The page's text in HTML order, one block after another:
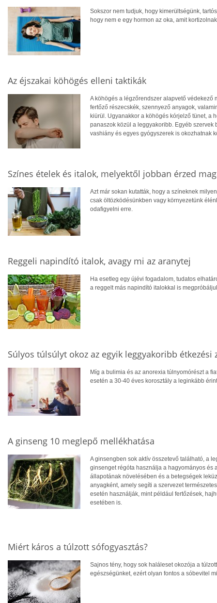
Sokszor nem tudjuk, hogy kimerültségünk,
hogy nem e egy hormon az oka, amit
Az éjszakai köhögés elleni taktikák
A köhögés a légzőrendszer alapvető védekező
fertőző részecskék, szennyező anyagok,
kiürül. Ugyanakkor a köhögés kórjelző tünet, a
panaszok közül a leggyakoribb. Egyéb
vashiány és egyes gyógyszerek is okozhatnak
Színes ételek és italok, melyektől jobban érzed
Azt már sokan kutatták, hogy a színeknek
csak öltözködésünkben vagy környezetünk
odafigyelni erre.
Reggeli napindító italok, avagy mi az aranytej
Ha esetleg egy újévi fogadalom, tudatos
a reggelt más napindító italokkal is
Súlyos túlsúlyt okoz az egyik leggyakoribb étkezési
Míg a bulimia és az anorexia túlnyomórészt a
esetén a 30-40 éves korosztály a leginkább
A ginseng 10 meglepő mellékhatása
A ginsengben sok aktív összetevő található, a
ginsenget régóta használja a hagyományos és
állapotának növelésében és a betegségek
anyagként, amely segíti a szervezet
esetén használják, mint például fertőzések,
esetében is.
Miért káros a túlzott sófogyasztás?
Sajnos tény, hogy sok haláleset okozója a
egészségünket, ezért olyan fontos a sóbevitel